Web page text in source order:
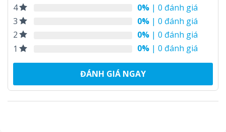
4
0% | 0 đánh giá
3
0% | 0 đánh giá
2
0% | 0 đánh giá
1
0% | 0 đánh giá
ĐÁNH GIÁ NGAY